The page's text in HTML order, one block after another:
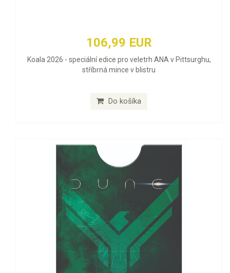
106,99 EUR
Koala 2026 - speciální edice pro veletrh ANA v Pittsurghu,
stříbrná mince v blistru
Do košíka